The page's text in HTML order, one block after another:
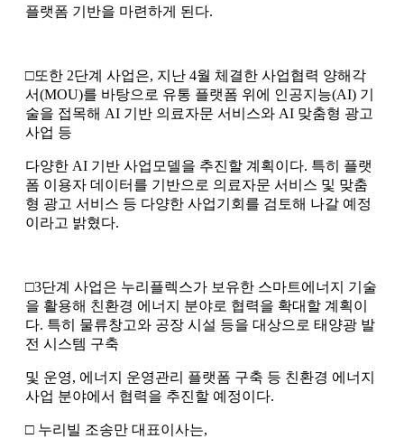
플랫폼 기반을 마련하게 된다.
□또한 2단계 사업은, 지난 4월 체결한 사업협력 양해각
서(MOU)를 바탕으로 유통 플랫폼 위에 인공지능(AI) 기
술을 접목해 AI 기반 의료자문 서비스와 AI 맞춤형 광고
사업 등
다양한 AI 기반 사업모델을 추진할 계획이다. 특히 플랫
폼 이용자 데이터를 기반으로 의료자문 서비스 및 맞춤
형 광고 서비스 등 다양한 사업기회를 검토해 나갈 예정
이라고 밝혔다.
□3단계 사업은 누리플렉스가 보유한 스마트에너지 기술
을 활용해 친환경 에너지 분야로 협력을 확대할 계획이
다. 특히 물류창고와 공장 시설 등을 대상으로 태양광 발
전 시스템 구축
및 운영, 에너지 운영관리 플랫폼 구축 등 친환경 에너지
사업 분야에서 협력을 추진할 예정이다.
□ 누리빌 조송만 대표이사는,